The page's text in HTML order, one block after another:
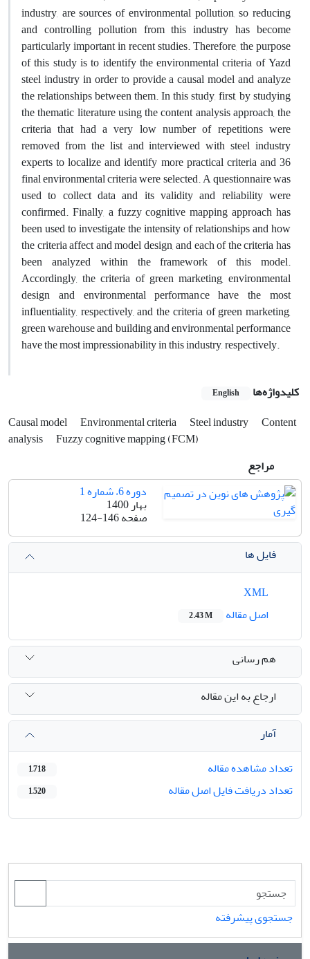
industry, are sources of environmental pollution, so reducing
and controlling pollution from this industry has become
particularly important in recent studies. Therefore, the purpose
of this study is to identify the environmental criteria of Yazd
steel industry in order to provide a causal model and analyze
the relationships between them. In this study, first, by studying
the thematic literature using the content analysis approach, the
criteria that had a very low number of repetitions were
removed from the list and interviewed with steel industry
experts to localize and identify more practical criteria and 36
final environmental criteria were selected. A questionnaire was
used to collect data and its validity and reliability were
confirmed. Finally, a fuzzy cognitive mapping approach has
been used to investigate the intensity of relationships and how
the criteria affect and model design, and each of the criteria has
been analyzed within the framework of this model.
Accordingly, the criteria of green marketing, environmental
design and environmental performance have the most
influentiality, respectively, and the criteria of green marketing,
green warehouse and building and environmental performance
have the most impressionability in this industry, respectively.
کلیدواژه‌ها English
Causal model Environmental criteria Steel industry
Content
analysis
Fuzzy cognitive mapping (FCM)
مراجع
دوره 6، شماره 1
بهار 1400
صفحه124-146
فایل ها
اصل مقاله
2.43 M
هم رسانی
ارجاع به این مقاله
آمار
تعداد مشاهده مقاله
1,718
تعداد دریافت فایل اصل مقاله 1,520
جستجوی پیشرفته